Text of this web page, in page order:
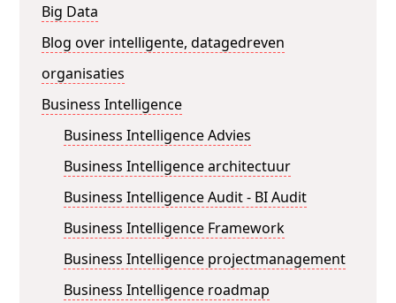
Big Data
Blog over intelligente, datagedreven
organisaties
Business Intelligence
Business Intelligence Advies
Business Intelligence architectuur
Business Intelligence Audit - BI Audit
Business Intelligence Framework
Business Intelligence projectmanagement
Business Intelligence roadmap